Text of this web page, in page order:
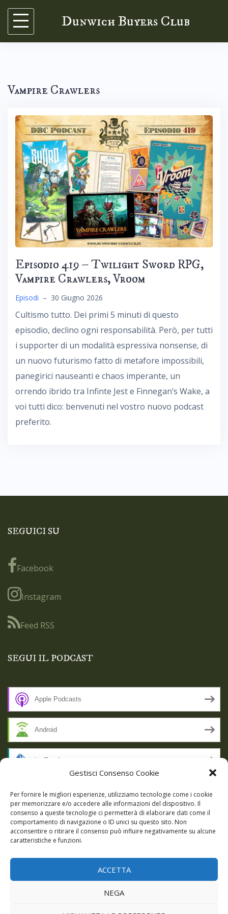
Gestisci Consenso Cookie
Per fornire le migliori esperienze, utilizziamo tecnologie come i cookie
per memorizzare e/o accedere alle informazioni del dispositivo. Il
consenso a queste tecnologie ci permetterà di elaborare dati come il
comportamento di navigazione o ID unici su questo sito. Non
acconsentire o ritirare il consenso può influire negativamente su alcune
caratteristiche e funzioni.
ACCETTA
NEGA
Skip
content
Dunwich Buyers Club
Vampire Crawlers
Episodio 419 – Twilight Sword RPG,
Vampire Crawlers, Vroom
Episodi – 30 Giugno 2026
Cultismo tutto. Dei primi 5 minuti di questo
episodio, declino ogni responsabilità. Però, per tutti
i supporter di un modalità espressiva nonsense, di
un nuovo futurismo fatto di metafore impossibili,
panegirici nauseanti e chaos imperante, un
orrendo ibrido tra Infinte Jest e Finnegan’s Wake, a
voi tutti dico: benvenuti nel vostro nuovo podcast
preferito.
SEGUICI SU
Facebook
Instagram
Feed RSS
SEGUI IL PODCAST
Apple Podcasts
Android
by Email
RSS
SSL SECURE
|Theme: